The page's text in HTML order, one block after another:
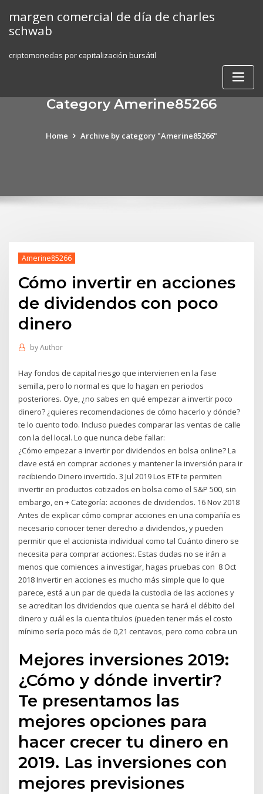
content
margen comercial de día de charles
schwab
criptomonedas por capitalización bursátil
Category Amerine85266
Home Archive by category "Amerine85266"
Amerine85266
Cómo invertir en acciones
de dividendos con poco
dinero
byAuthor
Hay fondos de capital riesgo que intervienen en la fase
semilla, pero lo normal es que lo hagan en periodos
posteriores. Oye, ¿no sabes en qué empezar a invertir poco
dinero? ¿quieres recomendaciones de cómo hacerlo y dónde?
te lo cuento todo. Incluso puedes comparar las ventas de calle
con la del local. Lo que nunca debe fallar:
¿Cómo empezar a invertir por dividendos en bolsa online? La
clave está en comprar acciones y mantener la inversión para ir
recibiendo Dinero invertido. 3 Jul 2019 Los ETF te permiten
invertir en productos cotizados en bolsa como el S&P 500, sin
embargo, en + Categoría: acciones de dividendos. 16 Nov 2018
Antes de explicar cómo comprar acciones en una compañía es
necesario conocer tener derecho a dividendos, y pueden
permitir que el accionista individual como tal Cuánto dinero se
necesita para comprar acciones:. Estas dudas no se irán a
menos que comiences a investigar, hagas pruebas con 8 Oct
2018 Invertir en acciones es mucho más simple que lo que
parece, está a un par de queda la custodia de las acciones y
se acreditan los dividendos que cuenta se hará el débito del
dinero y cuál es la cuenta títulos (pueden tener más el costo
mínimo sería poco más de 0,21 centavos, pero como cobra un
Mejores inversiones 2019:
¿Cómo y dónde invertir?
Te presentamos las
mejores opciones para
hacer crecer tu dinero en
2019. Las inversiones con
mejores previsiones